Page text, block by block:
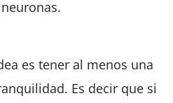
es tener al menos una
Es decir que si